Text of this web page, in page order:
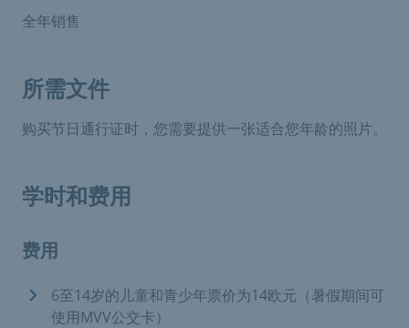
全年销售
所需文件
购买节日通行证时，您需要提供一张适合您年龄的照片。
学时和费用
费用
6至14岁的儿童和青少年票价为14欧元（暑假期间可
使用MVV公交卡）